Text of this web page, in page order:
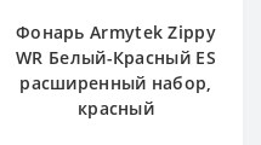
Фонарь Armytek Zippy
WR Белый-Красный ES
расширенный набор,
красный